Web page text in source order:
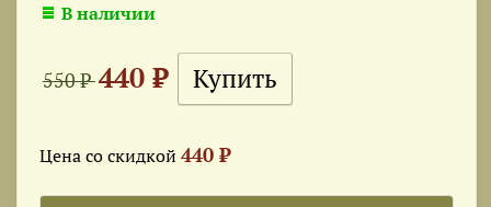
В наличии
550 ₽440 ₽
Цена со скидкой 440 ₽